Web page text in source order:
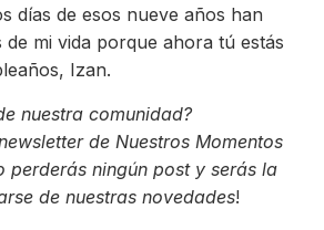
días de esos nueve años han
de mi vida porque ahora tú estás
Izan.
nuestra comunidad?
de Nuestros Momentos
perderás ningún post y serás la
de nuestras novedades!